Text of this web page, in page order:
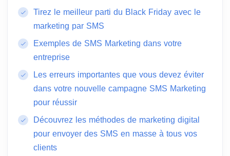
Tirez le meilleur parti du Black Friday avec le
marketing par SMS
Exemples de SMS Marketing dans votre
entreprise
Les erreurs importantes que vous devez éviter
dans votre nouvelle campagne SMS Marketing
pour réussir
Découvrez les méthodes de marketing digital
pour envoyer des SMS en masse à tous vos
clients